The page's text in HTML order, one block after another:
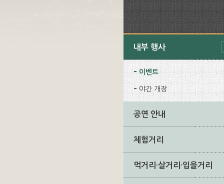
내부 행사
이벤트
야간 개장
공연 안내
체험거리
먹거리·살거리·입을거리